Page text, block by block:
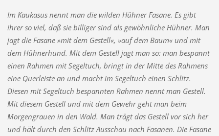
Im Kaukasus nennt man die wilden Hühner Fasane. Es gibt
ihrer so viel, daß sie billiger sind als gewöhnliche Hühner. Man
jagt die Fasane »mit dem Gestell«, »auf dem Baum« und mit
dem Hühnerhund. Mit dem Gestell jagt man so: man bespannt
einen Rahmen mit Segeltuch, bringt in der Mitte des Rahmens
eine Querleiste an und macht im Segeltuch einen Schlitz.
Diesen mit Segeltuch bespannten Rahmen nennt man Gestell.
Mit diesem Gestell und mit dem Gewehr geht man beim
Morgengrauen in den Wald. Man trägt das Gestell vor sich her
und hält durch den Schlitz Ausschau nach Fasanen. Die Fasane